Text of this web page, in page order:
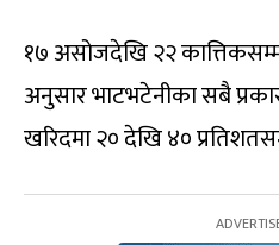
१७ असोजदेखि २२
अनुसार भाटभटेनीका सबै
खरिदमा २० देखि ४०